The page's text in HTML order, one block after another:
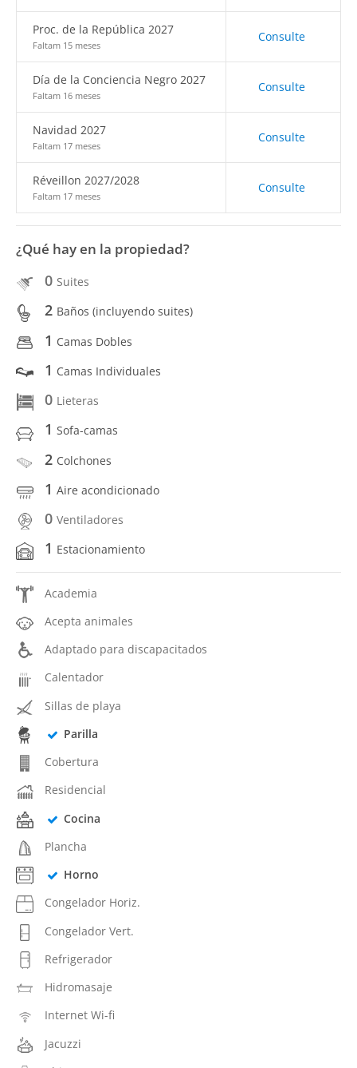
Proc. de la República 2027
Faltam 15 meses
Consulte
Día de la Conciencia Negro 2027
Faltam 16 meses
Consulte
Navidad 2027
Faltam 17 meses
Consulte
Réveillon 2027/2028
Faltam 17 meses
Consulte
¿Qué hay en la propiedad?
0 Suites
2 Baños (incluyendo suites)
1 Camas Dobles
1 Camas Individuales
0 Lieteras
1 Sofa-camas
2 Colchones
1 Aire acondicionado
0 Ventiladores
1 Estacionamiento
Academia
Acepta animales
Adaptado para discapacitados
Calentador
Sillas de playa
Parilla
Cobertura
Residencial
Cocina
Plancha
Horno
Congelador Horiz.
Congelador Vert.
Refrigerador
Hidromasaje
Internet Wi-fi
Jacuzzi